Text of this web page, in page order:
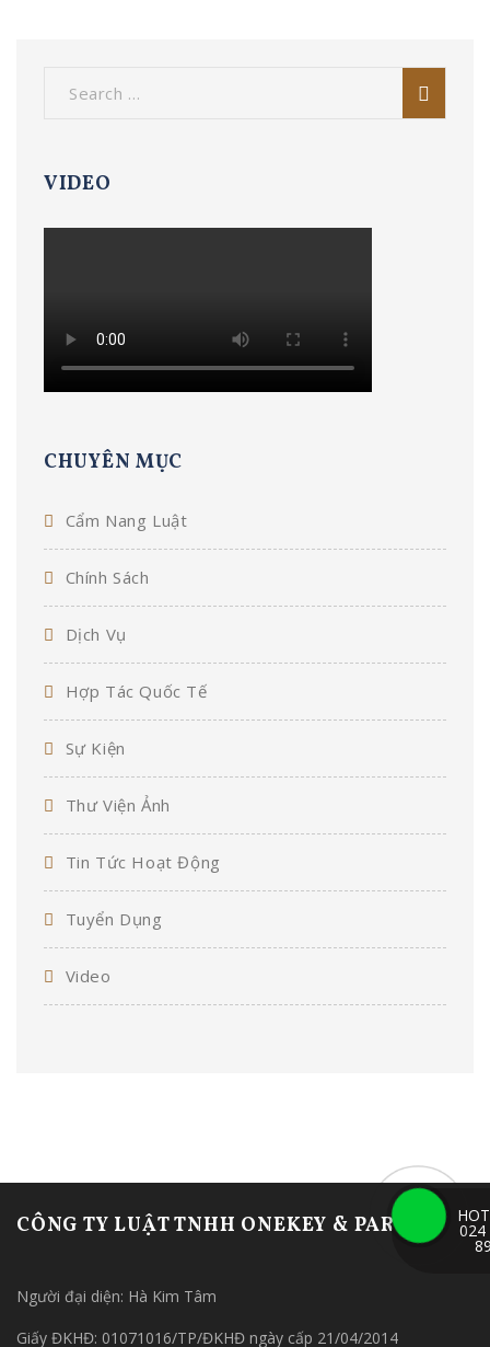
VIDEO
CHUYÊN MỤC
Cẩm Nang Luật
Chính Sách
Dịch Vụ
Hợp Tác Quốc Tế
Sự Kiện
Thư Viện Ảnh
Tin Tức Hoạt Động
Tuyển Dụng
Video
CÔNG TY LUẬT TNHH ONEKEY & PARTNERS
Người đại diện: Hà Kim Tâm
Giấy ĐKHĐ: 01071016/TP/ĐKHĐ ngày cấp 21/04/2014
024